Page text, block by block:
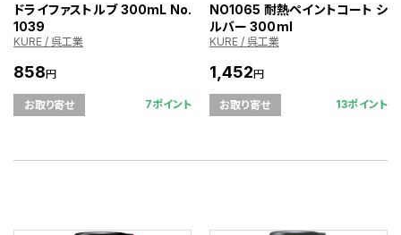
ドライファストルブ 300mL No.
1039
KURE / 呉工業
858円
お取り寄せ 7ポイント
NO1065 耐熱ペイントコート シ
ルバー 300ml
KURE / 呉工業
1,452円
お取り寄せ 13ポイント